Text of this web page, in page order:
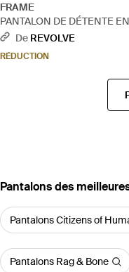
FRAME
PANTALON DE DÉTENTE
en Beige - Neutre
De REVOLVE
RÉDUCTION
‪Pantalons‬ des
Pantalons Citizens of
Pantalons Rag & Bone